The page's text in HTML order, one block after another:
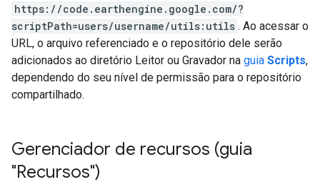
https://code.earthengine.google.com/?
scriptPath=users/username/utils:utils . Ao acessar o
URL, o arquivo referenciado e o repositório dele serão
adicionados ao diretório Leitor ou Gravador na guia Scripts,
dependendo do seu nível de permissão para o repositório
compartilhado.
Gerenciador de recursos (guia
"Recursos")